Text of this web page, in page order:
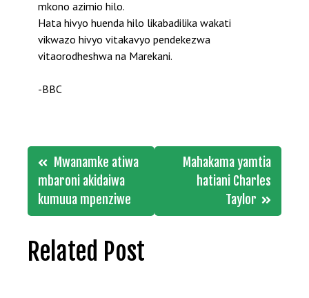
mkono azimio hilo.
Hata hivyo huenda hilo likabadilika wakati
vikwazo hivyo vitakavyo pendekezwa
vitaorodheshwa na Marekani.
-BBC
Post
navigation
Mwanamke atiwa
mbaroni akidaiwa
kumuua mpenziwe
Mahakama yamtia
hatiani Charles
Taylor
Related Post